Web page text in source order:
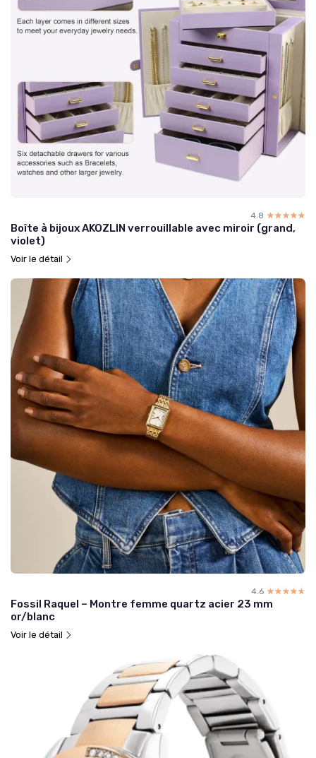
4.8 ☆☆☆☆☆
★★★★★
Boîte à bijoux AKOZLIN verrouillable avec miroir (grand,
violet)
Voir le détail
4.6 ☆☆☆☆☆
★★★★★
Fossil Raquel – Montre femme quartz acier 23 mm
or/blanc
Voir le détail